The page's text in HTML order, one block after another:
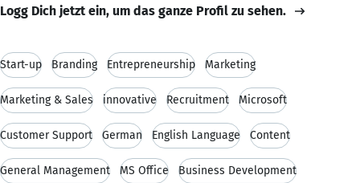
Logg Dich jetzt ein, um das ganze Profil zu sehen.
Start-up Branding Entrepreneurship Marketing
Marketing & Sales innovative Recruitment Microsoft
Customer Support German English Language Content
General Management MS Office Business Development